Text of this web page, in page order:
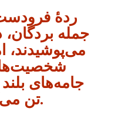
ردۀ
جمله
می‌پوشیدند،
جامه‌های
تن می‌کردند.